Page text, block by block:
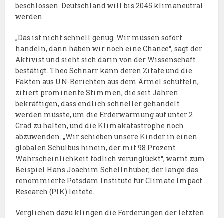
beschlossen. Deutschland will bis 2045 klimaneutral
werden.
„Das ist nicht schnell genug. Wir müssen sofort
handeln, dann haben wir noch eine Chance“, sagt der
Aktivist und sieht sich darin von der Wissenschaft
bestätigt. Theo Schnarr kann deren Zitate und die
Fakten aus UN-Berichten aus dem Ärmel schütteln,
zitiert prominente Stimmen, die seit Jahren
bekräftigen, dass endlich schneller gehandelt
werden müsste, um die Erderwärmung auf unter 2
Grad zu halten, und die Klimakatastrophe noch
abzuwenden. „Wir schieben unsere Kinder in einen
globalen Schulbus hinein, der mit 98 Prozent
Wahrscheinlichkeit tödlich verunglückt“, warnt zum
Beispiel Hans Joachim Schellnhuber, der lange das
renommierte Potsdam Institute für Climate Impact
Research (PIK) leitete.
Verglichen dazu klingen die Forderungen der letzten